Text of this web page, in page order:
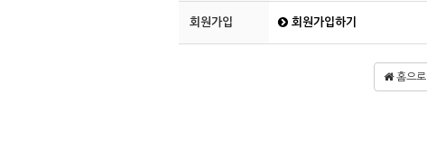
회원가입 회원가입하기
홈으로